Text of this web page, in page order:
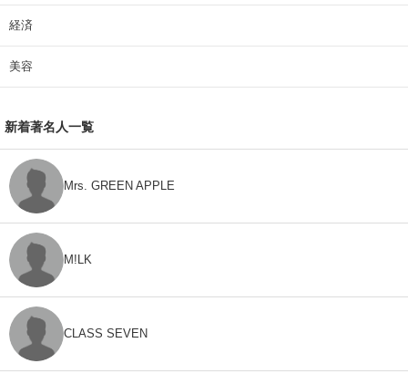
経済
美容
新着著名人一覧
Mrs. GREEN APPLE
M!LK
CLASS SEVEN